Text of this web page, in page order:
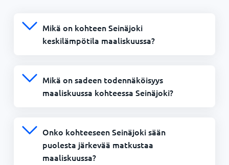
Mikä on kohteen Seinäjoki
keskilämpötila maaliskuussa?
Mikä on sadeen todennäköisyys
maaliskuussa kohteessa Seinäjoki?
Onko kohteeseen Seinäjoki sään
puolesta järkevää matkustaa
maaliskuussa?